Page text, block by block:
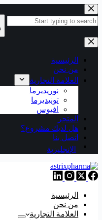
التجاوز
إلى
المحتوى
نتائج
الرئيسية
من نحن
العلامة التجارية
نوريديرما
تونيديرما
افيوس
المتجر
هل لديك مشروع؟
اتصل بنا
الإنجليزية
الرئيسية
من نحن
العلامة التجارية